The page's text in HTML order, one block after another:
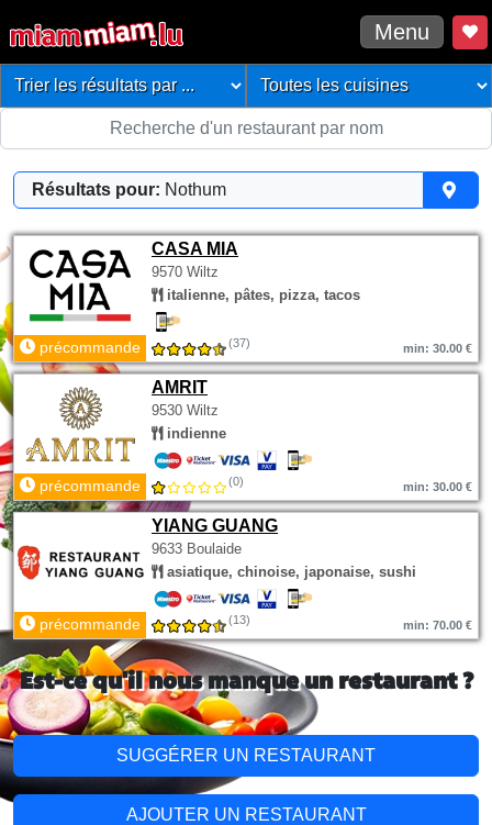
Menu
Résultats pour: Nothum
CASA MIA
9570 Wiltz
italienne, pâtes, pizza, tacos
précommande (37) min: 30.00 €
AMRIT
9530 Wiltz
indienne
précommande (0) min: 30.00 €
YIANG GUANG
9633 Boulaide
asiatique, chinoise, japonaise, sushi
précommande (13) min: 70.00 €
Est-ce qu'il nous manque un restaurant ?
SUGGÉRER UN RESTAURANT
AJOUTER UN RESTAURANT